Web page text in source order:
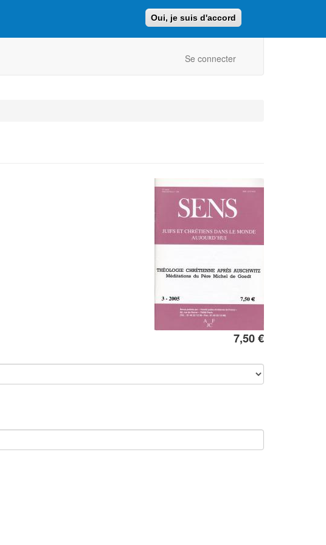
Oui, je suis d'accord
Retour au site ajcf.fr
Se connecter
7,50 €